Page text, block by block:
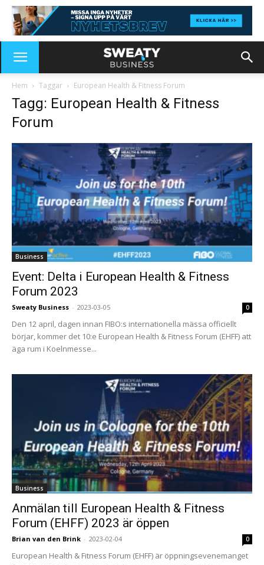
Hem Taggar European Health & Fitness Forum
Tagg: European Health & Fitness
Forum
Business
Event: Delta i European Health & Fitness
Forum 2023
Sweaty Business - 2023-03-05 0
Den 12 april, dagen innan FIBO:s internationella mässa officiellt
börjar, kommer det 10:e European Health & Fitness Forum (EHFF) att
äga rum i Koelnmesse...
Business
Anmälan till European Health & Fitness
Forum (EHFF) 2023 är öppen
Brian van den Brink - 2023-02-04 0
European Health & Fitness Forum (EHFF) är öppningsevenemanget